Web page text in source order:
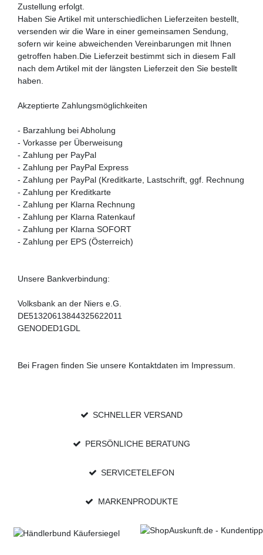
Zustellung erfolgt.
Haben Sie Artikel mit unterschiedlichen Lieferzeiten bestellt,
versenden wir die Ware in einer gemeinsamen Sendung,
sofern wir keine abweichenden Vereinbarungen mit Ihnen
getroffen haben.Die Lieferzeit bestimmt sich in diesem Fall
nach dem Artikel mit der längsten Lieferzeit den Sie bestellt
haben.
Akzeptierte Zahlungsmöglichkeiten
- Barzahlung bei Abholung
- Vorkasse per Überweisung
- Zahlung per PayPal
- Zahlung per PayPal Express
- Zahlung per PayPal (Kreditkarte, Lastschrift, ggf. Rechnung
- Zahlung per Kreditkarte
- Zahlung per Klarna Rechnung
- Zahlung per Klarna Ratenkauf
- Zahlung per Klarna SOFORT
- Zahlung per EPS (Österreich)
Unsere Bankverbindung:
Volksbank an der Niers e.G.
DE51320613844325622011
GENODED1GDL
Bei Fragen finden Sie unsere Kontaktdaten im Impressum.
SCHNELLER VERSAND
PERSÖNLICHE BERATUNG
SERVICETELEFON
MARKENPRODUKTE